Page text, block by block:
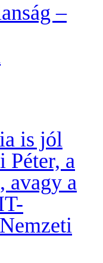
–
is jól
Péter, a
avagy a